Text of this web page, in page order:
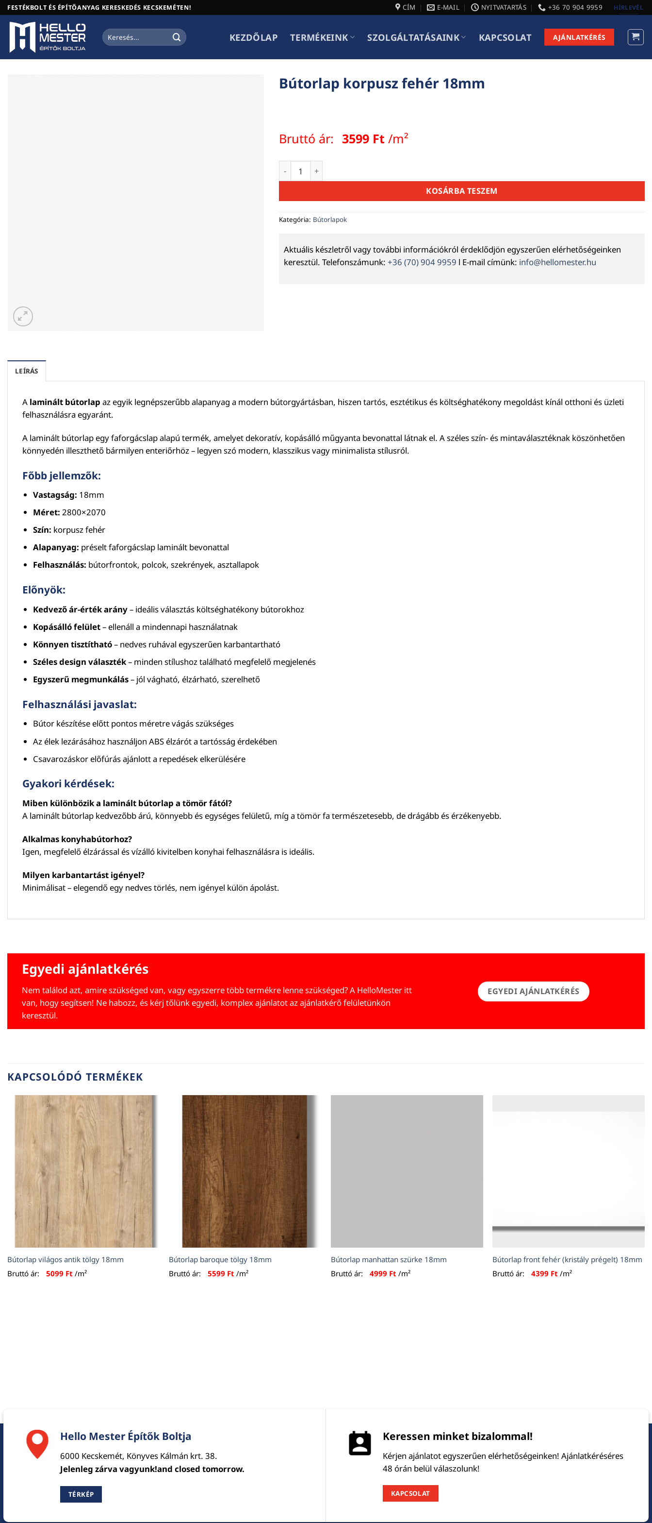
Skip
to
content
FESTÉKBOLT ÉS ÉPÍTŐANYAG KERESKEDÉS KECSKEMÉTEN! CÍM E-MAIL NYITVATARTÁS +36 70 904 9959 HÍRLEVÉL
Keresés
a
KEZDŐLAP TERMÉKEINK SZOLGÁLTATÁSAINK KAPCSOLAT AJÁNLATKÉRÉS
Bútorlap korpusz fehér 18mm
Bruttó ár: 3599 Ft /m²
Bútorlap korpusz fehér 18mm mennyiség
KOSÁRBA TESZEM
Kategória: Bútorlapok
Aktuális készletről vagy további információkról érdeklődjön egyszerűen elérhetőségeinken
keresztül. Telefonszámunk: +36 (70) 904 9959 l E-mail címünk: info@hellomester.hu
LEÍRÁS
A laminált bútorlap az egyik legnépszerűbb alapanyag a modern bútorgyártásban, hiszen tartós, esztétikus és költséghatékony megoldást kínál otthoni és üzleti
felhasználásra egyaránt.
A laminált bútorlap egy faforgácslap alapú termék, amelyet dekoratív, kopásálló műgyanta bevonattal látnak el. A széles szín- és mintaválasztéknak köszönhetően
könnyedén illeszthető bármilyen enteriőrhöz – legyen szó modern, klasszikus vagy minimalista stílusról.
Főbb jellemzők:
Vastagság: 18mm
Méret: 2800×2070
Szín: korpusz fehér
Alapanyag: préselt faforgácslap laminált bevonattal
Felhasználás: bútorfrontok, polcok, szekrények, asztallapok
Előnyök:
Kedvező ár-érték arány– ideális választás költséghatékony bútorokhoz
Kopásálló felület– ellenáll a mindennapi használatnak
Könnyen tisztítható– nedves ruhával egyszerűen karbantartható
Széles design választék– minden stílushoz található megfelelő megjelenés
Egyszerű megmunkálás– jól vágható, élzárható, szerelhető
Felhasználási javaslat:
Bútor készítése előtt pontos méretre vágás szükséges
Az élek lezárásához használjon ABS élzárót a tartósság érdekében
Csavarozáskor előfúrás ajánlott a repedések elkerülésére
Gyakori kérdések:
Miben különbözik a laminált bútorlap a tömör fától?
A laminált bútorlap kedvezőbb árú, könnyebb és egységes felületű, míg a tömör fa természetesebb, de drágább és érzékenyebb.
Alkalmas konyhabútorhoz?
Igen, megfelelő élzárással és vízálló kivitelben konyhai felhasználásra is ideális.
Milyen karbantartást igényel?
Minimálisat – elegendő egy nedves törlés, nem igényel külön ápolást.
Egyedi ajánlatkérés
Nem találod azt, amire szükséged van, vagy egyszerre több termékre lenne szükséged? A HelloMester itt
van, hogy segítsen! Ne habozz, és kérj tőlünk egyedi, komplex ajánlatot az ajánlatkérő felületünkön
keresztül.
EGYEDI AJÁNLATKÉRÉS
KAPCSOLÓDÓ TERMÉKEK
Bútorlap világos antik tölgy 18mm
Bruttó ár:
5099 Ft /m²
Bútorlap baroque tölgy 18mm
Bruttó ár:
5599 Ft /m²
Bútorlap manhattan szürke 18mm
Bruttó ár:
4999 Ft /m²
Bútorlap front fehér (kristály prégelt) 18mm
Bruttó ár:
4399 Ft /m²
Hello Mester Építők Boltja
6000 Kecskemét, Könyves Kálmán krt. 38.
Jelenleg zárva vagyunk!and closed tomorrow.
TÉRKÉP
Keressen minket bizalommal!
Kérjen ajánlatot egyszerűen elérhetőségeinken! Ajánlatkéréséres
48 órán belül válaszolunk!
KAPCSOLAT